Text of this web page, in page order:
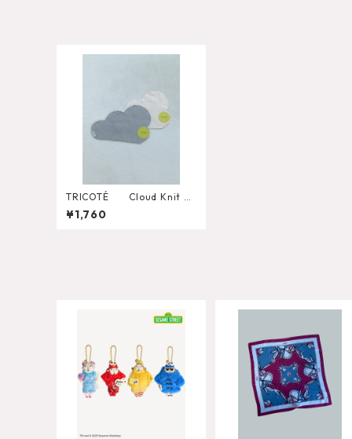
TRICOTÉ Cloud Knit H
andkerchief
¥1,760